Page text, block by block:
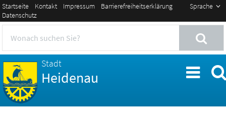
Sprache
Startseite Kontakt Impressum
Barrierefreiheitserklärung
Datenschutz
Stadt
Heidenau